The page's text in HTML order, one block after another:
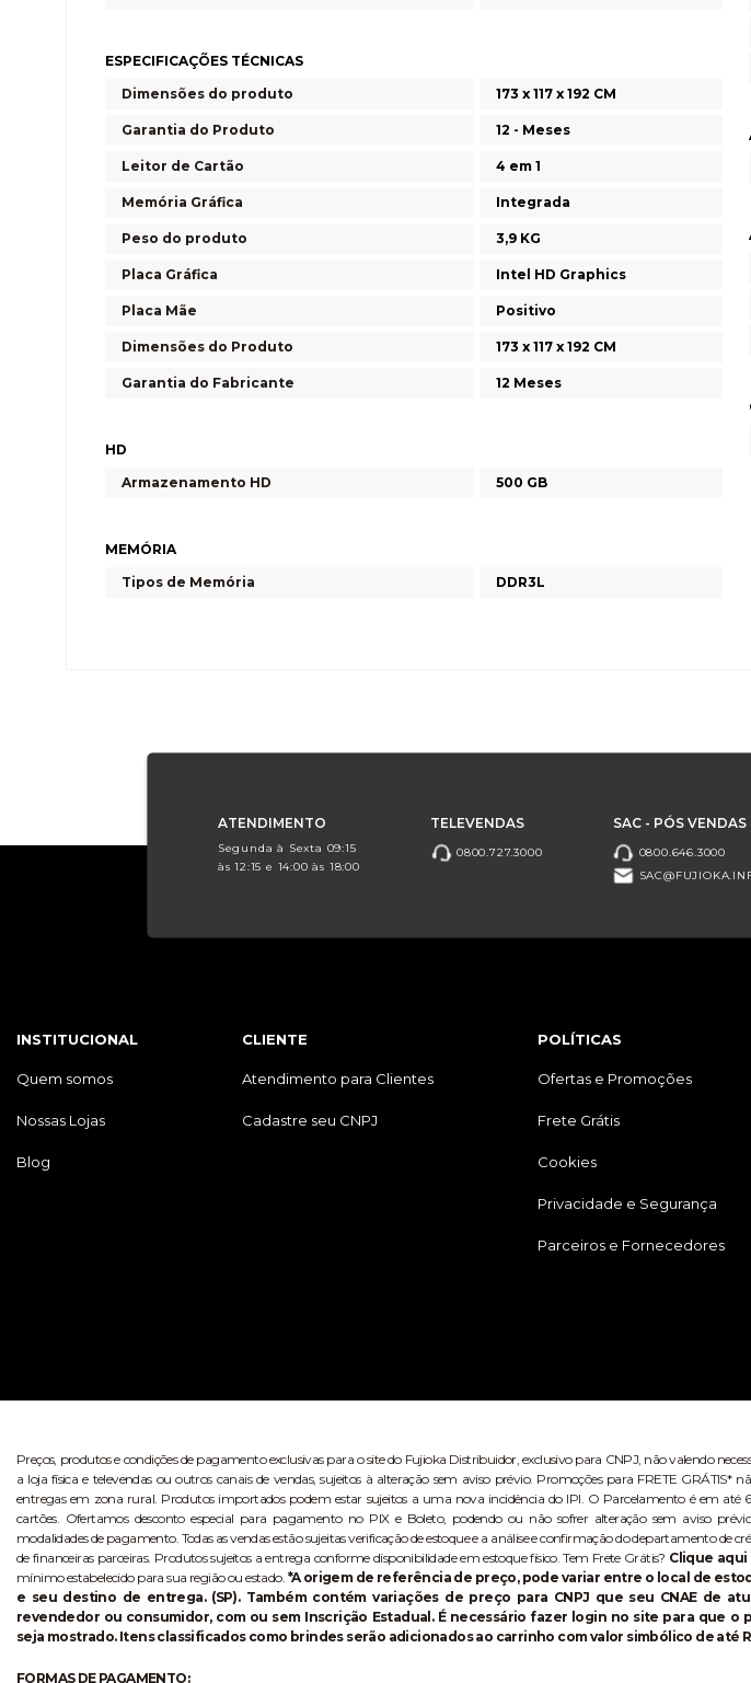
ESPECIFICAÇÕES TÉCNICAS
Dimensões do produto
173 x 117 x 192 CM
Garantia do Produto 12 - Meses
Leitor de Cartão 4 em 1
Memória Gráfica Integrada
Peso do produto 3,9 KG
Placa Gráfica Intel HD Graphics
Placa Mãe Positivo
Dimensões do Produto 173 x 117 x 192 CM
Garantia do Fabricante 12 Meses
HD
Armazenamento HD
500 GB
MEMÓRIA
Tipos de Memória
DDR3L
ATENDIMENTO
Segunda à Sexta 09:15
às 12:15 e 14:00 às 18:00
TELEVENDAS
0800.727.3000
SAC - PÓS VENDAS
0800.646.3000
INSTITUCIONAL
Quem somos
Nossas Lojas
Blog
CLIENTE
Atendimento para Clientes
Cadastre seu CNPJ
POLÍTICAS
Ofertas e Promoções
Frete Grátis
Cookies
Privacidade e Segurança
Parceiros e Fornecedores
Preços, produtos e condições de pagamento exclusivas para o site do Fujioka Distribuidor, exclusivo para CNPJ, não valendo
a loja física e televendas ou outros canais de vendas, sujeitos à alteração sem aviso prévio. Promoções para FRETE GRÁTIS*
entregas em zona rural. Produtos importados podem estar sujeitos a uma nova incidência do IPI. O Parcelamento é em até
cartões. Ofertamos desconto especial para pagamento no PIX e Boleto, podendo ou não sofrer alteração sem aviso
modalidades de pagamento. Todas as vendas estão sujeitas verificação de estoque e a análise e confirmação do departamento de
de financeiras parceiras. Produtos sujeitos a entrega conforme disponibilidade em estoque físico. Tem Frete Grátis? Clique aqui
mínimo estabelecido para sua região ou estado. *A origem de referência de preço, pode variar entre o local de
e seu destino de entrega. (SP). Também contém variações de preço para CNPJ que seu CNAE de
revendedor ou consumidor, com ou sem Inscrição Estadual. É necessário fazer login no site para que o
seja mostrado. Itens classificados como brindes serão adicionados ao carrinho com valor simbólico de até
FORMAS DE PAGAMENTO: